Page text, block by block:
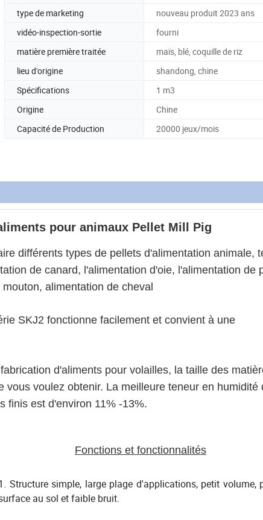
type de marketing
nouveau produit 2023 ans
vidéo-inspection-sortie
fourni
matière première traitée
maïs, blé, coquille de riz
lieu d'origine
shandong, chine
Spécifications
1 m3
Origine
Chine
Capacité de Production 20000 jeux/mois
pour animaux Pellet Mill Pig
différents types de pellets d'alimentation animale,
de canard, l'alimentation d'oie, l'alimentation de
alimentation de cheval
SKJ2 fonctionne facilement et convient à une
d'aliments pour volailles, la taille des
voulez obtenir. La meilleure teneur en humidité
finis est d'environ 11% -13%.
Fonctions et fonctionnalités
Structure simple, large plage d'applications, petit volume,
au sol et faible bruit.